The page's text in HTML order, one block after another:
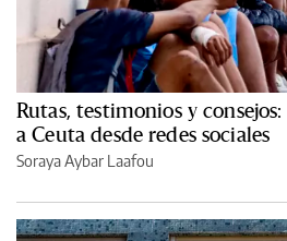
Rutas, testimonios y
a Ceuta desde redes sociales
Soraya Aybar Laafou